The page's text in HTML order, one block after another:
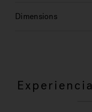
Dimensions